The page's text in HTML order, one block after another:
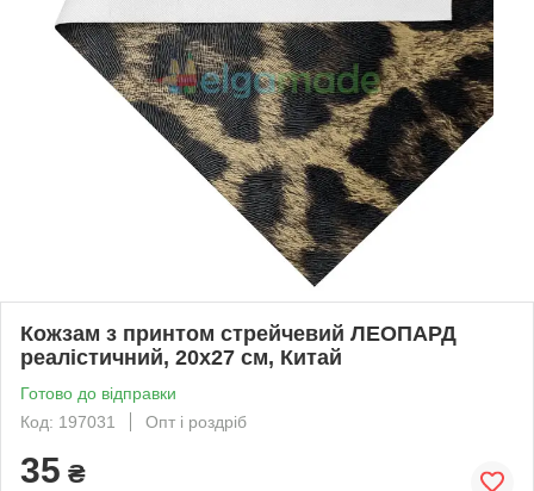
Кожзам з принтом стрейчевий ЛЕОПАРД
реалістичний, 20х27 см, Китай
Готово до відправки
Код: 197031
Опт і роздріб
35 ₴